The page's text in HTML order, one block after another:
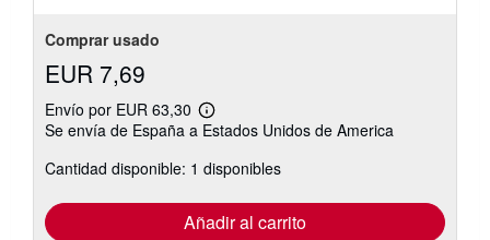
Comprar usado
EUR 7,69
Envío por EUR 63,30
Más
información
las
tarifas
envío
Se envía de España a Estados Unidos de America
Cantidad disponible: 1 disponibles
Añadir al carrito